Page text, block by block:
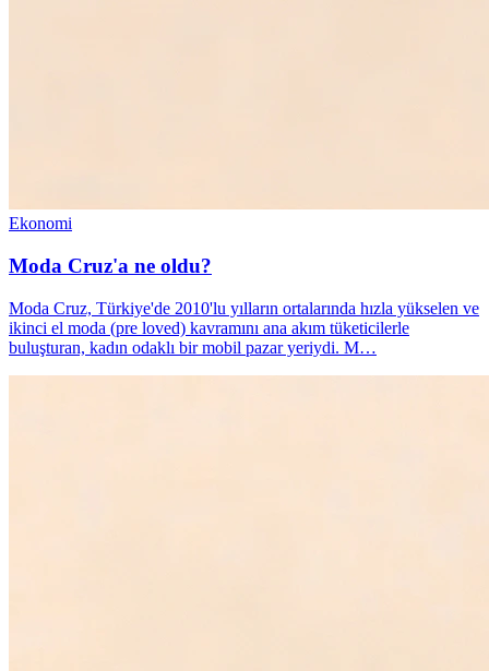
Ekonomi
Moda Cruz'a ne oldu?
Moda Cruz, Türkiye'de 2010'lu yılların ortalarında hızla yükselen ve
ikinci el moda (pre loved) kavramını ana akım tüketicilerle
buluşturan, kadın odaklı bir mobil pazar yeriydi. M…